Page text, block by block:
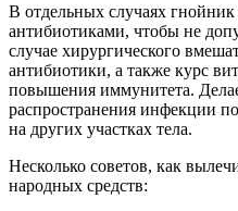
В отдельных случаях
антибиотиками, чтобы не
случае хирургического
антибиотики, а также курс
повышения иммунитета.
распространения инфекции
на других участках тела.
Несколько советов, как
народных средств: